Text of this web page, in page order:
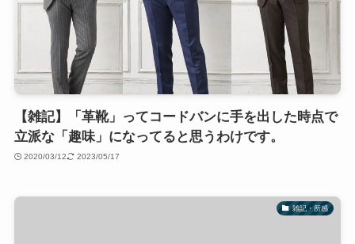
【雑記】「革靴」ってコードバンに手を出した時点で
立派な「趣味」になってると思うわけです。
2020/03/12 2023/05/17
雑記・所感